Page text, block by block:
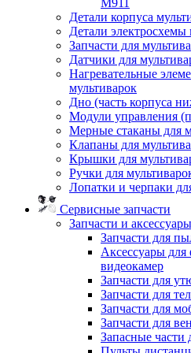
M911
Детали корпуса
Детали электросхемы
Запчасти для
Датчики для
Нагревательные
мультиварок
Дно (часть корпуса
Модули управления
Мерные стаканы для
Клапаны для
Крышки для
Ручки для
Лопатки и черпаки
Сервисные запчасти
Запчасти и
Запчасти для
Аксессуары для
видеокамер
Запчасти для
Запчасти для
Запчасти для
Запчасти для
Запасные части